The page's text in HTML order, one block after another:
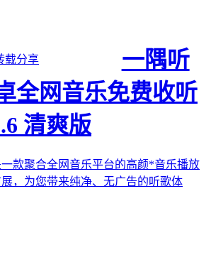
载分享
一隅听
全网音乐免费收听
清爽版
款聚合全网音乐平台的高颜*音乐播放
，为您带来纯净、无广告的听歌体